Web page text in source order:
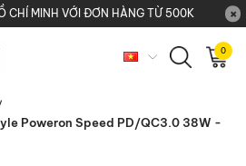
CHÍ MINH VỚI ĐƠN HÀNG TỪ 500K
0
Poweron Speed PD/QC3.0 38W -